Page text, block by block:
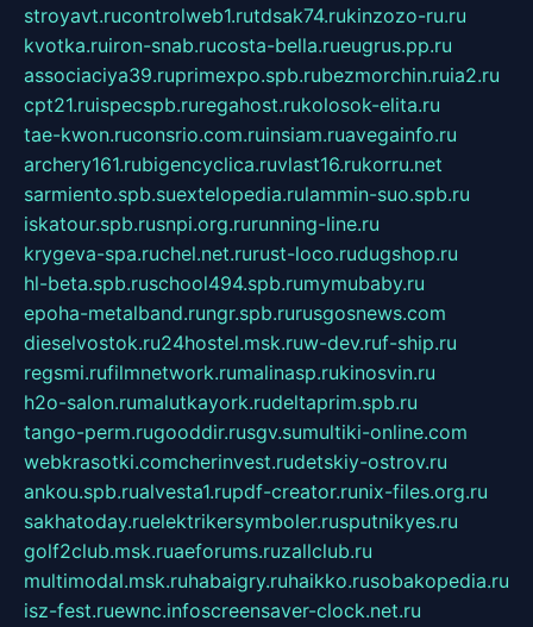
stroyavt.rucontrolweb1.rutdsak74.rukinzozo-ru.ru
kvotka.ruiron-snab.rucosta-bella.rueugrus.pp.ru
associaciya39.ruprimexpo.spb.rubezmorchin.ruia2.ru
cpt21.ruispecspb.ruregahost.rukolosok-elita.ru
tae-kwon.ruconsrio.com.ruinsiam.ruavegainfo.ru
archery161.rubigencyclica.ruvlast16.rukorru.net
sarmiento.spb.suextelopedia.rulammin-suo.spb.ru
iskatour.spb.rusnpi.org.rurunning-line.ru
krygeva-spa.ruchel.net.rurust-loco.rudugshop.ru
hl-beta.spb.ruschool494.spb.rumymubaby.ru
epoha-metalband.rungr.spb.rurusgosnews.com
dieselvostok.ru24hostel.msk.ruw-dev.ruf-ship.ru
regsmi.rufilmnetwork.rumalinasp.rukinosvin.ru
h2o-salon.rumalutkayork.rudeltaprim.spb.ru
tango-perm.rugooddir.rusgv.sumultiki-online.com
webkrasotki.comcherinvest.rudetskiy-ostrov.ru
ankou.spb.rualvesta1.rupdf-creator.runix-files.org.ru
sakhatoday.ruelektrikersymboler.rusputnikyes.ru
golf2club.msk.ruaeforums.ruzallclub.ru
multimodal.msk.ruhabaigry.ruhaikko.rusobakopedia.ru
isz-fest.ruewnc.infoscreensaver-clock.net.ru